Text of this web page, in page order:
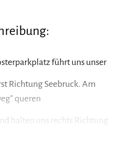
führt uns unser
Richtung Seebruck. Am
queren
halten uns rechts Richtung